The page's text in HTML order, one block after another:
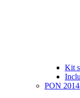
Kit
PON